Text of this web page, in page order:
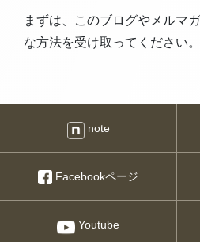
まずは、このブログやメルマ
な方法を受け取ってください。
note
Facebookページ
Youtube